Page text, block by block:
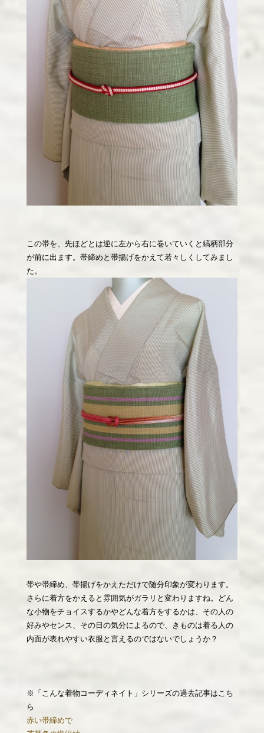
この帯を、先ほどとは逆に左から右に巻いていくと縞柄部分
が前に出ます。帯締めと帯揚げをかえて若々しくしてみまし
た。
帯や帯締め、帯揚げをかえただけで随分印象が変わります。
さらに着方をかえると雰囲気がガラリと変わりますね。どん
な小物をチョイスするかやどんな着方をするかは、その人の
好みやセンス、その日の気分によるので、きものは着る人の
内面が表れやすい衣服と言えるのではないでしょうか？
※「こんな着物コーディネイト」シリーズの過去記事はこち
ら
赤い帯締めで